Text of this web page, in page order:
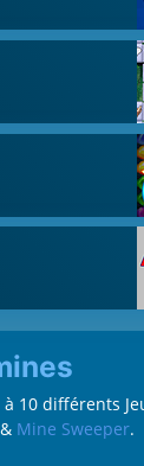
10 différents
Mine Sweeper.